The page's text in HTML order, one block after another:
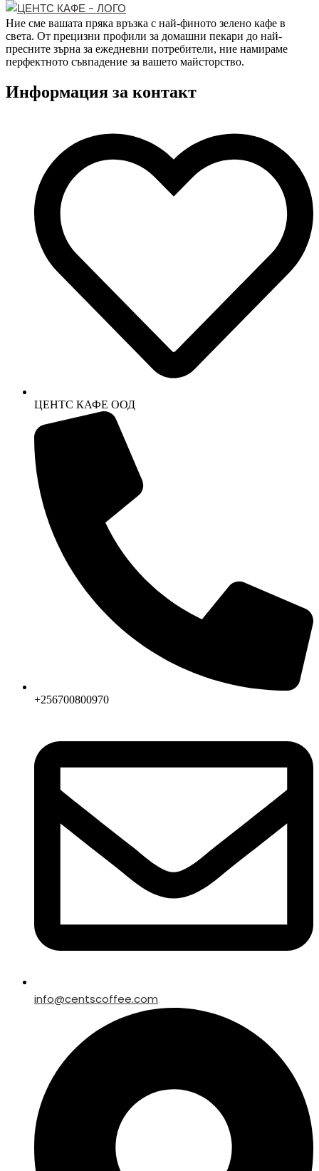
Ние сме вашата пряка връзка с най-финото зелено кафе в
света. От прецизни профили за домашни пекари до най-
пресните зърна за ежедневни потребители, ние намираме
перфектното съвпадение за вашето майсторство.
Информация за контакт
ЦЕНТС КАФЕ ООД
+256700800970
info@centscoffee.com